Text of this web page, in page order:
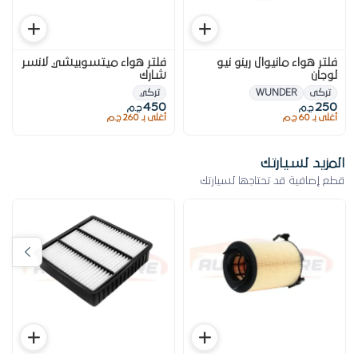
فلتر هواء مانيوال رينو نيو
لوجان
تركى WUNDER
250 ج.م
أغلى بـ 60 ج.م
فلتر هواء ميتسوبيشي لانسر
شارك
تركي
450ج.م
أغلى بـ 260 ج.م
المزيد لسيارتك
قطع إضافية قد تحتاجها لسيارتك